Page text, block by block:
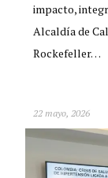
impacto,
Alcaldía de
Rockefeller…
22 mayo, 2026